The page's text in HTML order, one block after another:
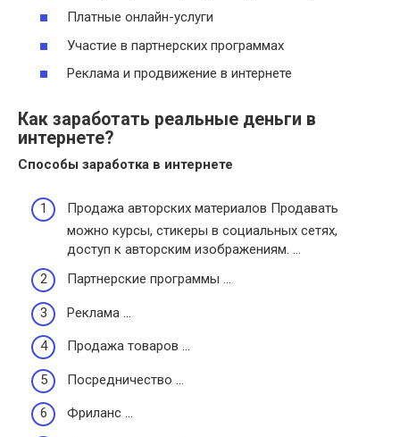
Платные онлайн-услуги
Участие в партнерских программах
Реклама и продвижение в интернете
Как заработать реальные деньги в
интернете?
Способы заработка в интернете
Продажа авторских материалов Продавать
можно курсы, стикеры в социальных сетях,
доступ к авторским изображениям. …
Партнерские программы …
Реклама …
Продажа товаров …
Посредничество …
Фриланс …